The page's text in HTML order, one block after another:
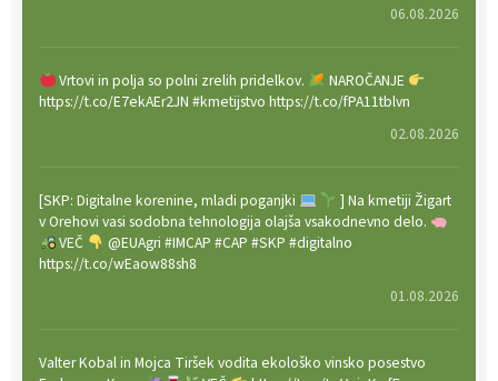
06.08.2026
Vrtovi in polja so polni zrelih pridelkov.
NAROČANJE
https://t.co/E7ekAEr2JN #kmetijstvo https://t.co/fPA11tblvn
02.08.2026
[SKP: Digitalne korenine, mladi poganjki
] Na kmetiji Žigart
v Orehovi vasi sodobna tehnologija olajša vsakodnevno delo.
VEČ
@EUAgri #IMCAP #CAP #SKP #digitalno
https://t.co/wEaow88sh8
01.08.2026
Valter Kobal in Mojca Tiršek vodita ekološko vinsko posestvo